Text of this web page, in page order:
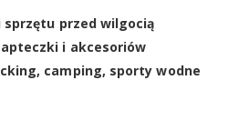
sprzętu przed wilgocią
i akcesoriów
camping, sporty wodne